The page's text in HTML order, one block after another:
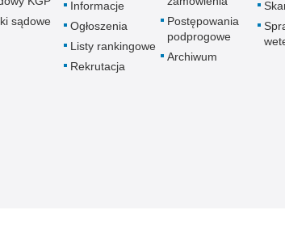
sądowe
Informacje
Ogłoszenia
Listy rankingowe
Rekrutacja
Postępowania
podprogowe
Archiwum